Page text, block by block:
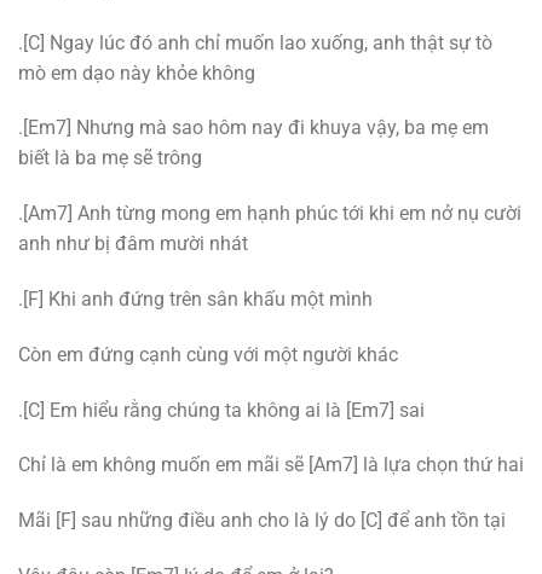
.[C] Ngay lúc đó anh chỉ muốn lao xuống, anh thật sự tò
mò em dạo này khỏe không
.[Em7] Nhưng mà sao hôm nay đi khuya vậy, ba mẹ em
biết là ba mẹ sẽ trông
.[Am7] Anh từng mong em hạnh phúc tới khi em nở nụ cười
anh như bị đâm mười nhát
.[F] Khi anh đứng trên sân khấu một mình
Còn em đứng cạnh cùng với một người khác
.[C] Em hiểu rằng chúng ta không ai là [Em7] sai
Chỉ là em không muốn em mãi sẽ [Am7] là lựa chọn thứ hai
Mãi [F] sau những điều anh cho là lý do [C] để anh tồn tại